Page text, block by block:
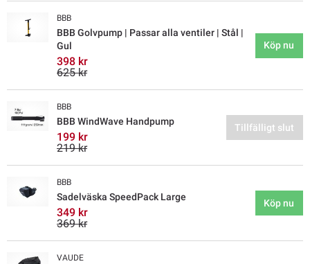
BBB
BBB Golvpump | Passar alla ventiler | Stål |
Gul
398 kr
625 kr
Köp nu
BBB
BBB WindWave Handpump
199 kr
219 kr
Tillfälligt slut
BBB
Sadelväska SpeedPack Large
349 kr
369 kr
Köp nu
VAUDE